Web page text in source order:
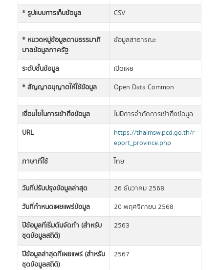
* รูปแบบการเก็บข้อมูล
CSV
* หมวดหมู่ข้อมูลตามธรรมาภิ
บาลข้อมูลภาครัฐ
ข้อมูลสาธารณะ
ระดับชั้นข้อมูล
เปิดเผย
* สัญญาอนุญาตให้ใช้ข้อมูล
Open Data Common
เงื่อนไขในการเข้าถึงข้อมูล
ไม่มีการจำกัดการเข้าถึงข้อมูล
URL
https://thaimsw.pcd.go.th/r
eport_province.php
ภาษาที่ใช้
ไทย
วันที่ปรับปรุงข้อมูลล่าสุด
26 ธันวาคม 2568
วันที่กำหนดเผยแพร่ข้อมูล
20 พฤศจิกายน 2568
ปีข้อมูลที่เริ่มต้นจัดทำ (สำหรับ
ชุดข้อมูลสถิติ)
2563
ปีข้อมูลล่าสุดที่เผยแพร่ (สำหรับ
ชุดข้อมูลสถิติ)
2567